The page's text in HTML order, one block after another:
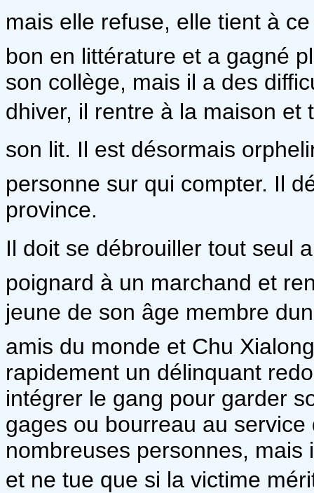
mais elle refuse, elle tient à ce
bon en littérature et a gagné
son collège, mais il a des
dhiver, il rentre à la maison
son lit. Il est désormais
personne sur qui compter. Il
province.
Il doit se débrouiller tout seul
poignard à un marchand et
jeune de son âge membre
amis du monde et Chu
rapidement un délinquant
intégrer le gang pour garder
gages ou bourreau au
nombreuses personnes,
et ne tue que si la victime